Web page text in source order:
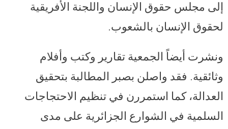
إلى مجلس حقوق الإنسان واللجنة الأفريقية
لحقوق الإنسان بالشعوب.
ونشرت أيضاً الجمعية تقارير وكتب وأفلام
وثائقية. فقد واصلن بصبر المطالبة بتحقيق
العدالة، كما استمررن في تنظيم الاحتجاجات
السلمية في الشوارع الجزائرية على مدى